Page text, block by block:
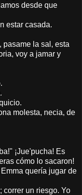
desde que
estar casada.
pasame la sal, esta
voy a jamar y
molesta, necia, de
¡Jue'pucha! Es
cómo lo sacaron!
quería jugar de
correr un riesgo. Yo